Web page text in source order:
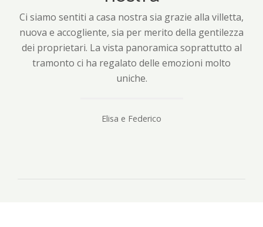
Ci siamo sentiti a casa nostra sia grazie alla villetta,
nuova e accogliente, sia per merito della gentilezza
dei proprietari. La vista panoramica soprattutto al
tramonto ci ha regalato delle emozioni molto
uniche.
Elisa e Federico